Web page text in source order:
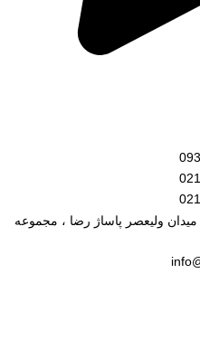
ولیعصر پاساژ رضا ، مجموعه